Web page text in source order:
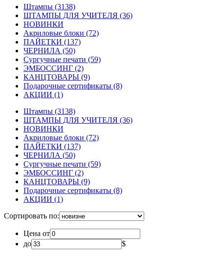
Штампы (3138)
ШТАМПЫ ДЛЯ УЧИТЕЛЯ (36)
НОВИНКИ
Акриловые блоки (72)
ПАЙЕТКИ (137)
ЧЕРНИЛА (50)
Сургучные печати (59)
ЭМБОССИНГ (2)
КАНЦТОВАРЫ (9)
Подарочные сертификаты (8)
АКЦИИ (1)
Штампы (3138)
ШТАМПЫ ДЛЯ УЧИТЕЛЯ (36)
НОВИНКИ
Акриловые блоки (72)
ПАЙЕТКИ (137)
ЧЕРНИЛА (50)
Сургучные печати (59)
ЭМБОССИНГ (2)
КАНЦТОВАРЫ (9)
Подарочные сертификаты (8)
АКЦИИ (1)
Сортировать по:
Цена от
до
$